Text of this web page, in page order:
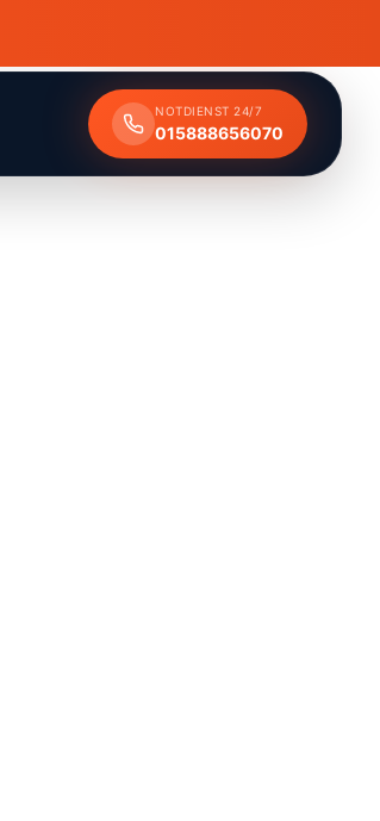
NOTDIENST 24/7
015888656070